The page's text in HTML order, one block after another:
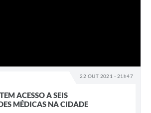
22 OUT 2021 - 21h47
ACESSO A SEIS
MÉDICAS NA CIDADE